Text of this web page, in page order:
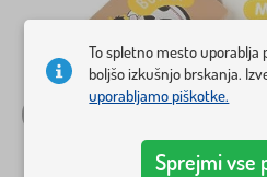
To spletno mesto
boljšo izkušnjo brskanja.
uporabljamo piškotke.
Sprejmi vse